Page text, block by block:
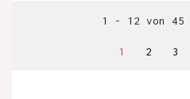
1 - 12 von
1 2 3